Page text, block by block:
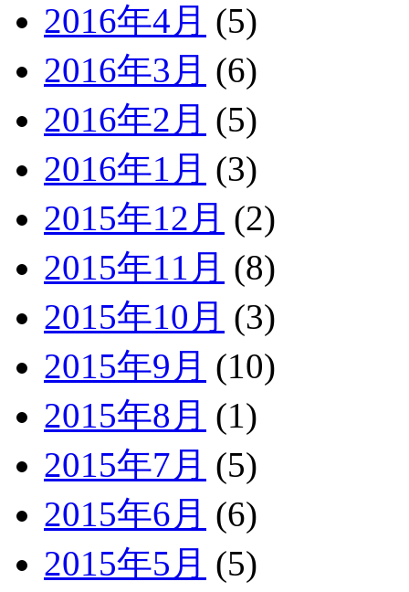
2016年4月 (5)
2016年3月 (6)
2016年2月 (5)
2016年1月 (3)
2015年12月 (2)
2015年11月 (8)
2015年10月 (3)
2015年9月 (10)
2015年8月 (1)
2015年7月 (5)
2015年6月 (6)
2015年5月 (5)